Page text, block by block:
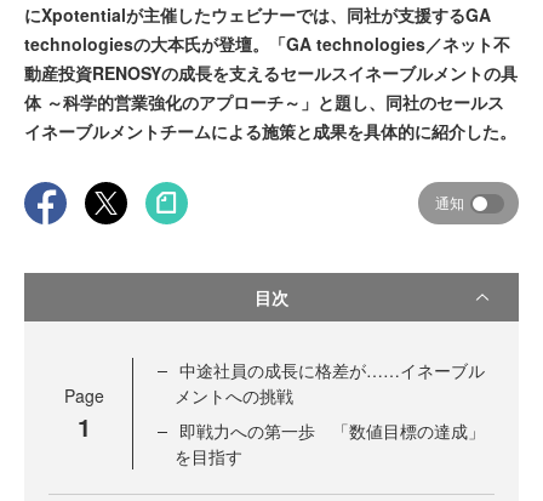
にXpotentialが主催したウェビナーでは、同社が支援するGA
technologiesの大本氏が登壇。「GA technologies／ネット不
動産投資RENOSYの成長を支えるセールスイネーブルメントの具
体 ～科学的営業強化のアプローチ～」と題し、同社のセールス
イネーブルメントチームによる施策と成果を具体的に紹介した。
通知
目次
Page
1
中途社員の成長に格差が……イネーブル
メントへの挑戦
即戦力への第一歩 「数値目標の達成」
を目指す